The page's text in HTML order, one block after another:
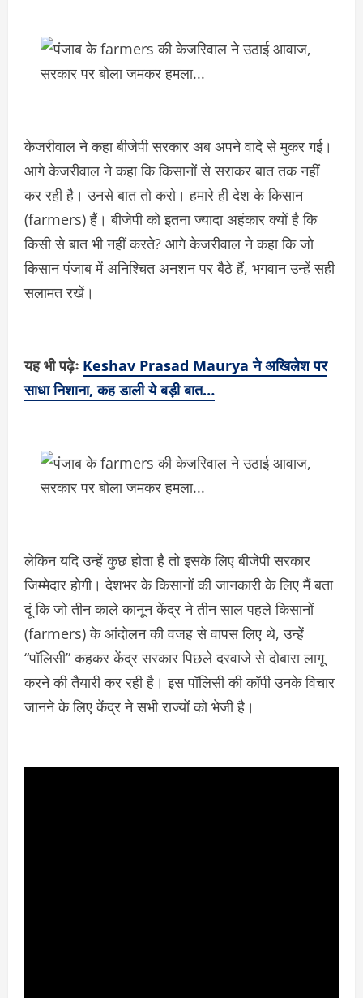
केजरीवाल ने कहा बीजेपी सरकार अब अपने वादे से मुकर गई।
आगे केजरीवाल ने कहा कि किसानों से सराकर बात तक नहीं
कर रही है। उनसे बात तो करो। हमारे ही देश के किसान
(farmers) हैं। बीजेपी को इतना ज्यादा अहंकार क्यों है कि
किसी से बात भी नहीं करते? आगे केजरीवाल ने कहा कि जो
किसान पंजाब में अनिश्चित अनशन पर बैठे हैं, भगवान उन्हें सही
सलामत रखें।
यह भी पढ़ेः Keshav Prasad Maurya ने अखिलेश पर
साधा निशाना, कह डाली ये बड़ी बात…
लेकिन यदि उन्हें कुछ होता है तो इसके लिए बीजेपी सरकार
जिम्मेदार होगी। देशभर के किसानों की जानकारी के लिए मैं बता
दूं कि जो तीन काले कानून केंद्र ने तीन साल पहले किसानों
(farmers) के आंदोलन की वजह से वापस लिए थे, उन्हें
“पॉलिसी” कहकर केंद्र सरकार पिछले दरवाजे से दोबारा लागू
करने की तैयारी कर रही है। इस पॉलिसी की कॉपी उनके विचार
जानने के लिए केंद्र ने सभी राज्यों को भेजी है।